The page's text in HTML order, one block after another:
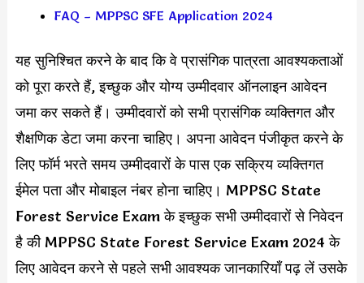
FAQ – MPPSC SFE Application 2024
यह सुनिश्चित करने के बाद कि वे प्रासंगिक पात्रता आवश्यकताओं
को पूरा करते हैं, इच्छुक और योग्य उम्मीदवार ऑनलाइन आवेदन
जमा कर सकते हैं। उम्मीदवारों को सभी प्रासंगिक व्यक्तिगत और
शैक्षणिक डेटा जमा करना चाहिए। अपना आवेदन पंजीकृत करने के
लिए फॉर्म भरते समय उम्मीदवारों के पास एक सक्रिय व्यक्तिगत
ईमेल पता और मोबाइल नंबर होना चाहिए। MPPSC State
Forest Service Exam के इच्छुक सभी उम्मीदवारों से निवेदन
है की MPPSC State Forest Service Exam 2024 के
लिए आवेदन करने से पहले सभी आवश्यक जानकारियाँ पढ़ लें उसके